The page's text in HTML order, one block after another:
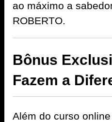
ao máximo a
ROBERTO.
Bônus
Fazem a
Além do curso